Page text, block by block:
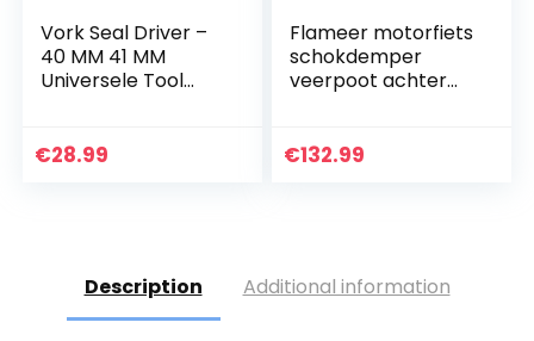
Vork Seal Driver –
40 MM 41 MM
Universele Tool
XCW XCF XCFW
€28.99
Flameer motorfiets
schokdemper
veerpoot achter
€132.99
Description Additional information